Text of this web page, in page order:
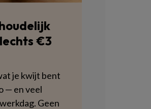
€3
je kwijt bent
— en veel
Geen